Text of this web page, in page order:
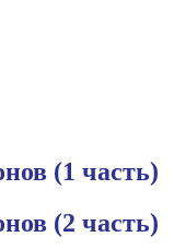
(1 часть)
(2 часть)